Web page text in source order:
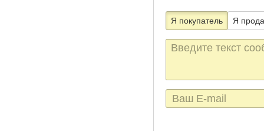
Я покупатель Я
Текст
сообщения
E-
mail